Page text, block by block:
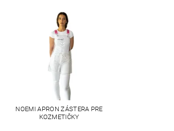
NOEMI APRON ZÁSTERA PRE
KOZMETIČKY